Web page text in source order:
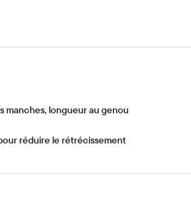
manches, longueur au genou
réduire le rétrécissement